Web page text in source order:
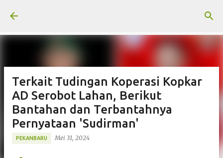
Terkait Tudingan Koperasi Kopkar
AD Serobot Lahan, Berikut
Bantahan dan Terbantahnya
Pernyataan 'Sudirman'
PEKANBARU Mei 31, 2024